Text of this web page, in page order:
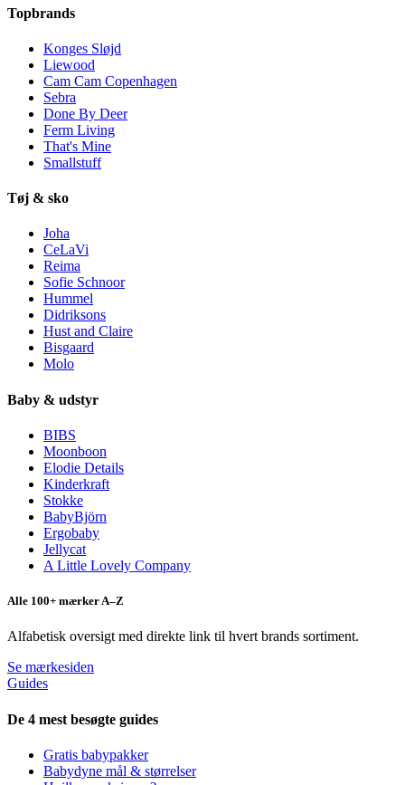
Topbrands
Konges Sløjd
Liewood
Cam Cam Copenhagen
Sebra
Done By Deer
Ferm Living
That's Mine
Smallstuff
Tøj & sko
Joha
CeLaVi
Reima
Sofie Schnoor
Hummel
Didriksons
Hust and Claire
Bisgaard
Molo
Baby & udstyr
BIBS
Moonboon
Elodie Details
Kinderkraft
Stokke
BabyBjörn
Ergobaby
Jellycat
A Little Lovely Company
Alle 100+ mærker A–Z
Alfabetisk oversigt med direkte link til hvert brands sortiment.
Se mærkesiden
Guides
De 4 mest besøgte guides
Gratis babypakker
Babydyne mål & størrelser